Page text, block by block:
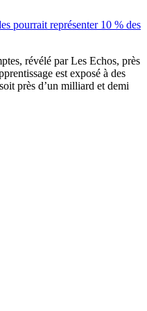
pourrait représenter 10 % des
révélé par Les Echos, près
est exposé à des
près d’un milliard et demi